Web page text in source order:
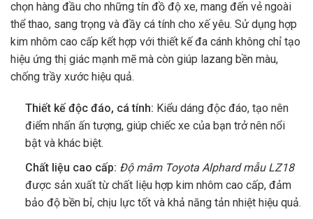
chọn hàng đầu cho những tín đồ độ xe, mang đến vẻ ngoài
thể thao, sang trọng và đầy cá tính cho xế yêu. Sử dụng hợp
kim nhôm cao cấp kết hợp với thiết kế đa cánh không chỉ tạo
hiệu ứng thị giác mạnh mẽ mà còn giúp lazang bền màu,
chống trầy xước hiệu quả.
Thiết kế độc đáo, cá tính: Kiểu dáng độc đáo, tạo nên
điểm nhấn ấn tượng, giúp chiếc xe của bạn trở nên nổi
bật và khác biệt.
Chất liệu cao cấp: Độ mâm Toyota Alphard mẫu LZ18
được sản xuất từ chất liệu hợp kim nhôm cao cấp, đảm
bảo độ bền bỉ, chịu lực tốt và khả năng tản nhiệt hiệu quả.